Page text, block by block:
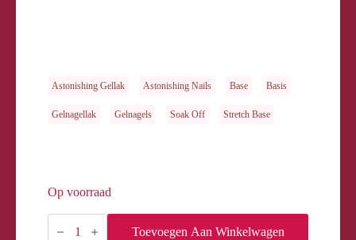
Astonishing Gellak Astonishing Nails Base Basis
Gelnagellak Gelnagels Soak Off Stretch Base
Op voorraad
Gelosophy
Soak
Toevoegen Aan Winkelwagen